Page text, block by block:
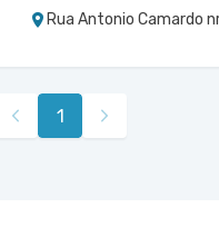
Rua Antonio Camardo
Hospital São Luiz Guarulhos
Avenida Tiradentes nr.
Guarulhos - SP
Hospital Central Leste
Rua Tingoassuiba nr.
- SP
1